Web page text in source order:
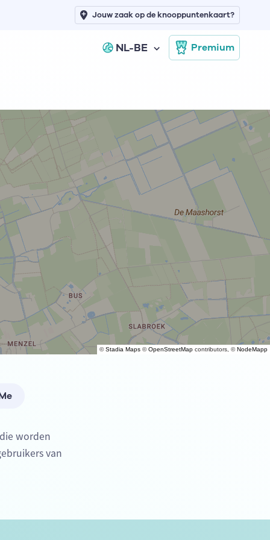
NL-BE Premium
Jouw zaak op de knooppuntenkaart?
©Stadia Maps ©OpenStreetMap contributors, ©NodeMapp
worden
van